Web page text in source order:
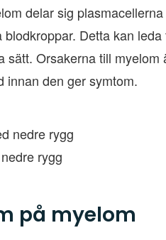
delar sig
Detta kan
sätt. Orsakerna till
innan den ger symtom.
rygg
på myelom